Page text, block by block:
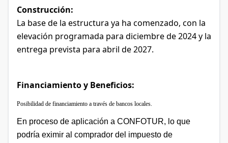
Construcción:
La base de la estructura ya ha comenzado, con la
elevación programada para diciembre de 2024 y la
entrega prevista para abril de 2027.
Financiamiento y Beneficios:
Posibilidad de financiamiento a través de bancos locales.
En proceso de aplicación a CONFOTUR, lo que
podría eximir al comprador del impuesto de